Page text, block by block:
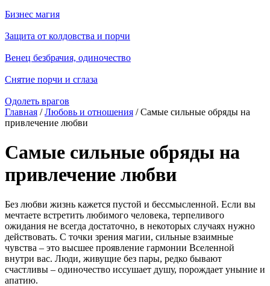
Бизнес магия
Защита от колдовства и порчи
Венец безбрачия, одиночество
Снятие порчи и сглаза
Одолеть врагов
Главная /Любовь и отношения / Самые сильные обряды на
привлечение любви
Самые сильные обряды на
привлечение любви
Без любви жизнь кажется пустой и бессмысленной. Если вы
мечтаете встретить любимого человека, терпеливого
ожидания не всегда достаточно, в некоторых случаях нужно
действовать. С точки зрения магии, сильные взаимные
чувства – это высшее проявление гармонии Вселенной
внутри вас. Люди, живущие без пары, редко бывают
счастливы – одиночество иссушает душу, порождает уныние и
апатию.